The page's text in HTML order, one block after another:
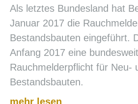
Als letztes Bundesland hat
Januar 2017 die
Bestandsbauten eingeführt.
Anfang 2017 eine
Rauchmelderpflicht für Neu-
Bestandsbauten.
mehr lesen